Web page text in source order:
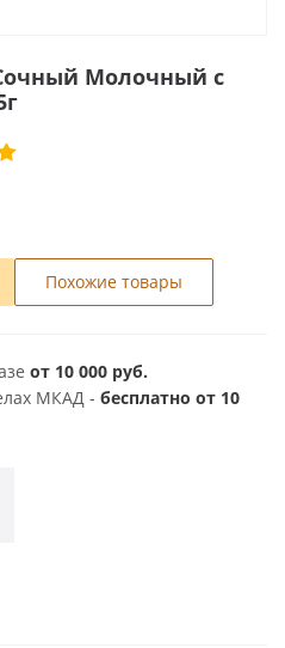
Молочный с
Похожие товары
от 10 000 руб.
МКАД - бесплатно от 10